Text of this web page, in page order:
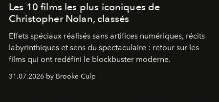
Les 10 films les plus iconiques de
Christopher Nolan, classés
Effets spéciaux réalisés sans artifices numériques, récits
labyrinthiques et sens du spectaculaire : retour sur les
films qui ont redéfini le blockbuster moderne.
31.07.2026 by Brooke Culp